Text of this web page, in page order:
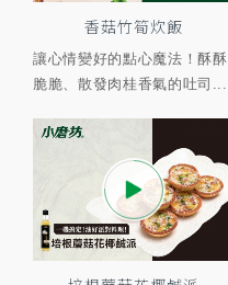
香菇竹筍炊飯
讓心情變好的點心魔法！酥酥
脆脆、散發肉桂香氣的吐司...